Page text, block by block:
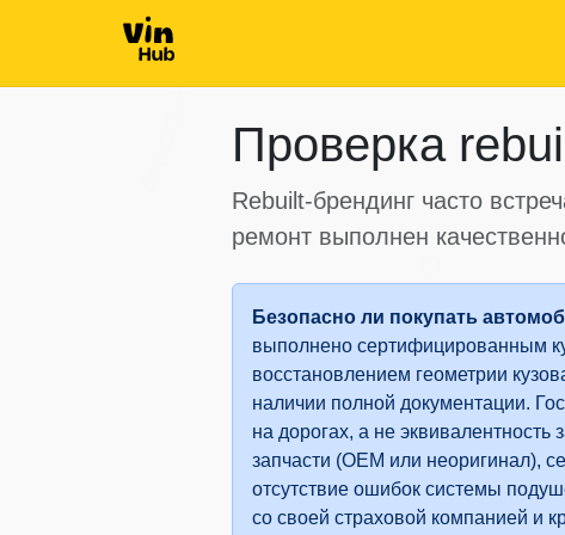
Autocheck
Copart
Проверка
Rebuilt-брендинг часто
ремонт выполнен
Безопасно ли покупать
выполнено сертифицированным
восстановлением геометрии
наличии полной документации.
на дорогах, а не
запчасти (OEM или неоригинал),
отсутствие ошибок системы
со своей страховой компанией и